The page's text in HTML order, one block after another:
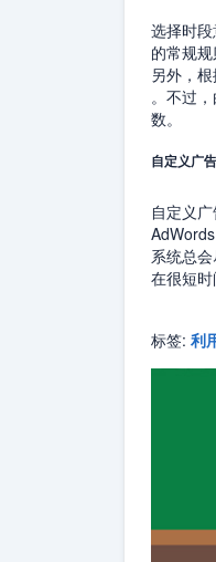
选择时
的常规
另外，
。不过
数。
自定义广
自定义
AdWords
系统总
在很短
标签: 利